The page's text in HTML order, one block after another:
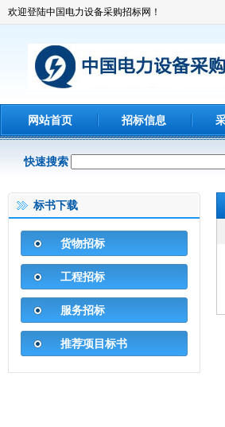
欢迎登陆中国电力设备采购招标网！
网站首页 招标信息
快速搜索
标书下载
货物招标
工程招标
服务招标
推荐项目标书